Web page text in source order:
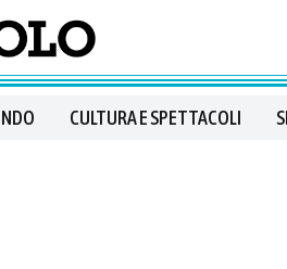
CULTURA E SPETTACOLI